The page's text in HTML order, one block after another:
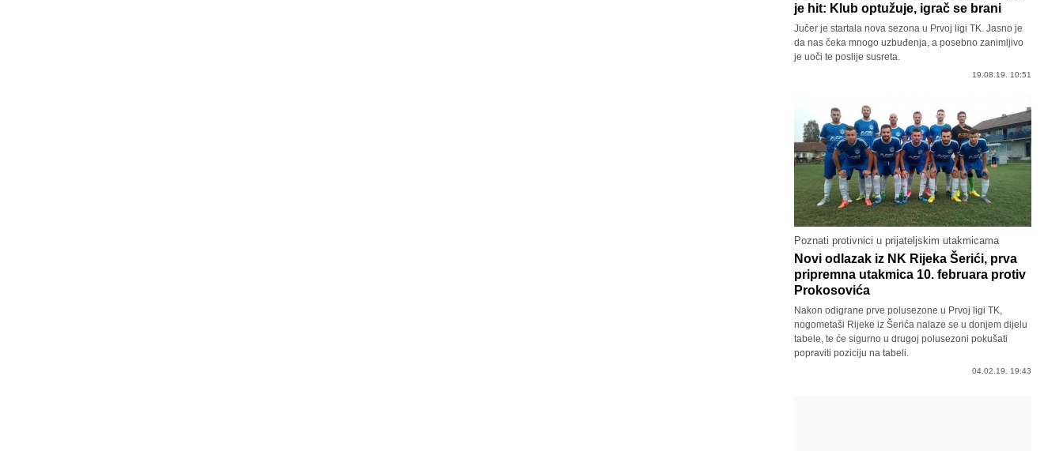
je hit: Klub optužuje, igrač se brani
Jučer je startala nova sezona u Prvoj ligi TK. Jasno je
da nas čeka mnogo uzbuđenja, a posebno zanimljivo
je uoči te poslije susreta.
19.08.19. 10:51
Poznati protivnici u prijateljskim utakmicama
Novi odlazak iz NK Rijeka Šerići, prva
pripremna utakmica 10. februara protiv
Prokosovića
Nakon odigrane prve polusezone u Prvoj ligi TK,
nogometaši Rijeke iz Šerića nalaze se u donjem dijelu
tabele, te će sigurno u drugoj polusezoni pokušati
popraviti poziciju na tabeli.
04.02.19. 19:43